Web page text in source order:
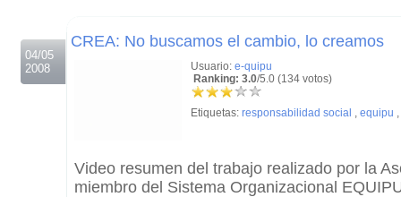
04/05
2008
CREA: No buscamos el cambio, lo creamos
Usuario: e-quipu
Ranking: 3.0/5.0 (134 votos)
Etiquetas: responsabilidad social , equipu ,
Video resumen del trabajo realizado por la
miembro del Sistema Organizacional